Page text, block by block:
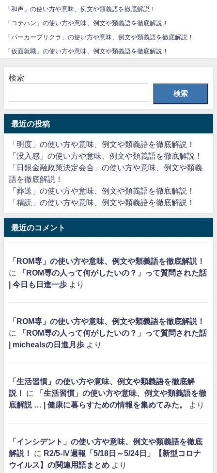
「和声」の使い方や意味、例文や類義語を徹底解説！
「コテハン」の使い方や意味、例文や類義語を徹底解説！
「パーカープリクラ」の使い方や意味、例文や類義語を徹底解説！
「仮面就職」の使い方や意味、例文や類義語を徹底解説！
検索
検索
最近の投稿
「明度」の使い方や意味、例文や類義語を徹底解説！
「没入感」の使い方や意味、例文や類義語を徹底解説！
「日銀金融政策決定会合」の使い方や意味、例文や類義
語を徹底解説！
「葬送」の使い方や意味、例文や類義語を徹底解説！
「精読」の使い方や意味、例文や類義語を徹底解説！
最近のコメント
「ROM専」の使い方や意味、例文や類義語を徹底解説！
に
「ROM専の人って何がしたいの？」って質問された話
| 今日も日進一歩 より
「ROM専」の使い方や意味、例文や類義語を徹底解説！
に
「ROM専の人って何がしたいの？」って質問された話
| michealsの日進月歩 より
「生活習慣」の使い方や意味、例文や類義語を徹底解
説！
に
「生活習慣」の使い方や意味、例文や類義語を徹
底解説 … | 健康に暮らすための情報を集めてみた。
より
「インシデント」の使い方や意味、例文や類義語を徹底
解説！
に R2/5-Ⅳ週報「5/18日～5/24日」【新型コロナ
ウイルス】の関連用語まとめ より